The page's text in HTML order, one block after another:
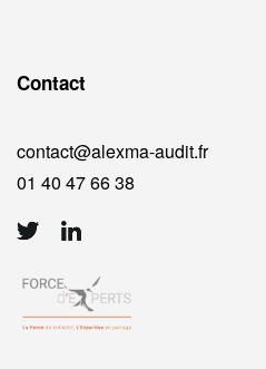
Contact
contact@alexma-audit.fr
01 40 47 66 38